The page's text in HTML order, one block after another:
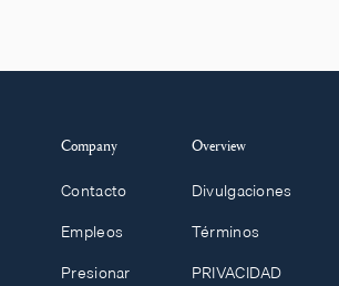
Company
Contacto
Empleos
Presionar
Overview
Divulgaciones
Términos
PRIVACIDAD